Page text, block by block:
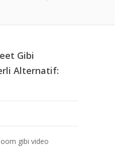
Gibi
Alternatif:
gibi video